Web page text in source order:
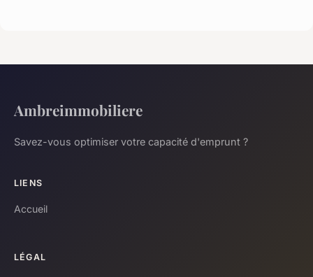
Ambreimmobiliere
Savez-vous optimiser votre capacité d'emprunt ?
LIENS
Accueil
LÉGAL